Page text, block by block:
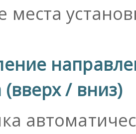
места
(вверх / вниз)